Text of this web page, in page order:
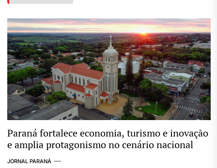
Paraná fortalece economia, turismo e inovação
e amplia protagonismo no cenário nacional
JORNAL PARANÁ